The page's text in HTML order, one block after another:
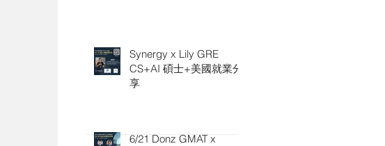
Synergy x Lily GRE
CS+AI 碩士+美國就業分
享
6/21 Donz GMAT x